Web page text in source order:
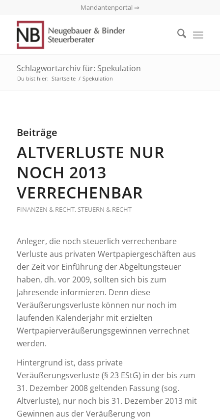
Mandantenportal ⇒
Schlagwortarchiv für: Spekulation
Du bist hier: Startseite / Spekulation
Beiträge
ALTVERLUSTE NUR
NOCH 2013
VERRECHENBAR
FINANZEN & RECHT, STEUERN & RECHT
Anleger, die noch steuerlich verrechenbare
Verluste aus privaten Wertpapiergeschäften aus
der Zeit vor Einführung der Abgeltungsteuer
haben, dh. vor 2009, sollten sich bis zum
Jahresende informieren. Denn diese
Veräußerungsverluste können nur noch im
laufenden Kalenderjahr mit erzielten
Wertpapierveräußerungsgewinnen verrechnet
werden.
Hintergrund ist, dass private
Veräußerungsverluste (§ 23 EStG) in der bis zum
31. Dezember 2008 geltenden Fassung (sog.
Altverluste), nur noch bis 31. Dezember 2013 mit
Gewinnen aus der Veräußerung von